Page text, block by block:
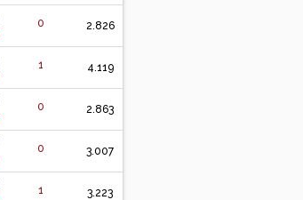
0 2.826
1 4.119
0 2.863
0 3.007
1 3.223